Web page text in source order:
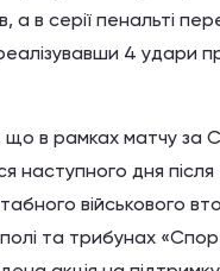
а в серії пенальті
4 удари
що в рамках матчу за
наступного дня після
військового
полі та трибунах